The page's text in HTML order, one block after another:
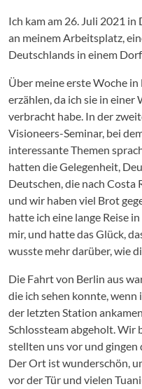
Ich kam am 26. Juli 2021
an meinem Arbeitsplatz,
Deutschlands in einem
Über meine erste Woche
erzählen, da ich sie in
verbracht habe. In der
Visioneers-Seminar, bei
interessante Themen
hatten die Gelegenheit,
Deutschen, die nach Costa
und wir haben viel Brot
hatte ich eine lange Reise
mir, und hatte das Glück,
wusste mehr darüber, wie
Die Fahrt von Berlin aus
die ich sehen konnte, wenn
der letzten Station
Schlossteam abgeholt. Wir
stellten uns vor und
Der Ort ist wunderschön,
vor der Tür und vielen